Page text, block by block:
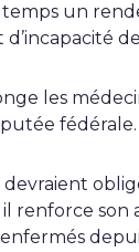
un
d’incapacité
les
fédérale.
devraient
il renforce